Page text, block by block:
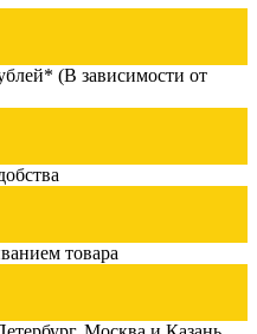
(В зависимости от
товара